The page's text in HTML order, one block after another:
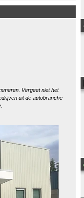
Vergeet niet het
uit de autobranche